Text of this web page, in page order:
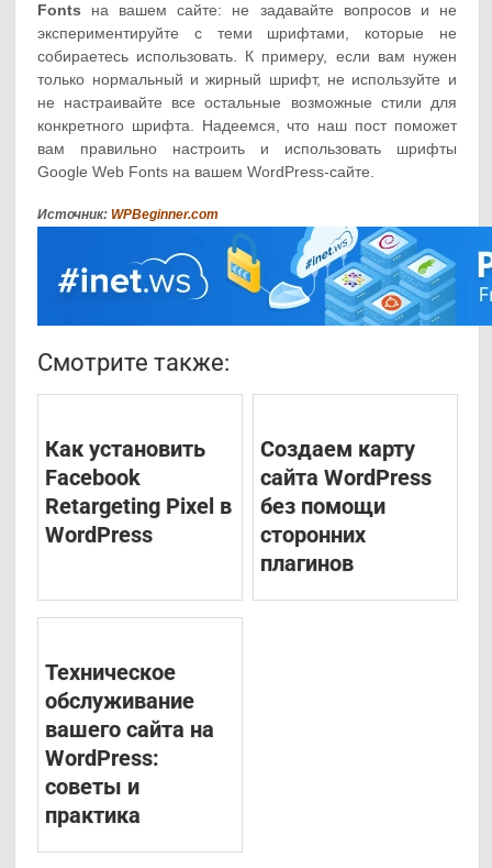
Fonts на вашем сайте: не задавайте вопросов и не
экспериментируйте с теми шрифтами, которые не
собираетесь использовать. К примеру, если вам нужен
только нормальный и жирный шрифт, не используйте и
не настраивайте все остальные возможные стили для
конкретного шрифта. Надеемся, что наш пост поможет
вам правильно настроить и использовать шрифты
Google Web Fonts на вашем WordPress-сайте.
Источник:WPBeginner.com
Смотрите также:
Как установить
Facebook
Retargeting Pixel в
WordPress
Создаем карту
сайта WordPress
без помощи
сторонних
плагинов
Техническое
обслуживание
вашего сайта на
WordPress:
советы и
практика